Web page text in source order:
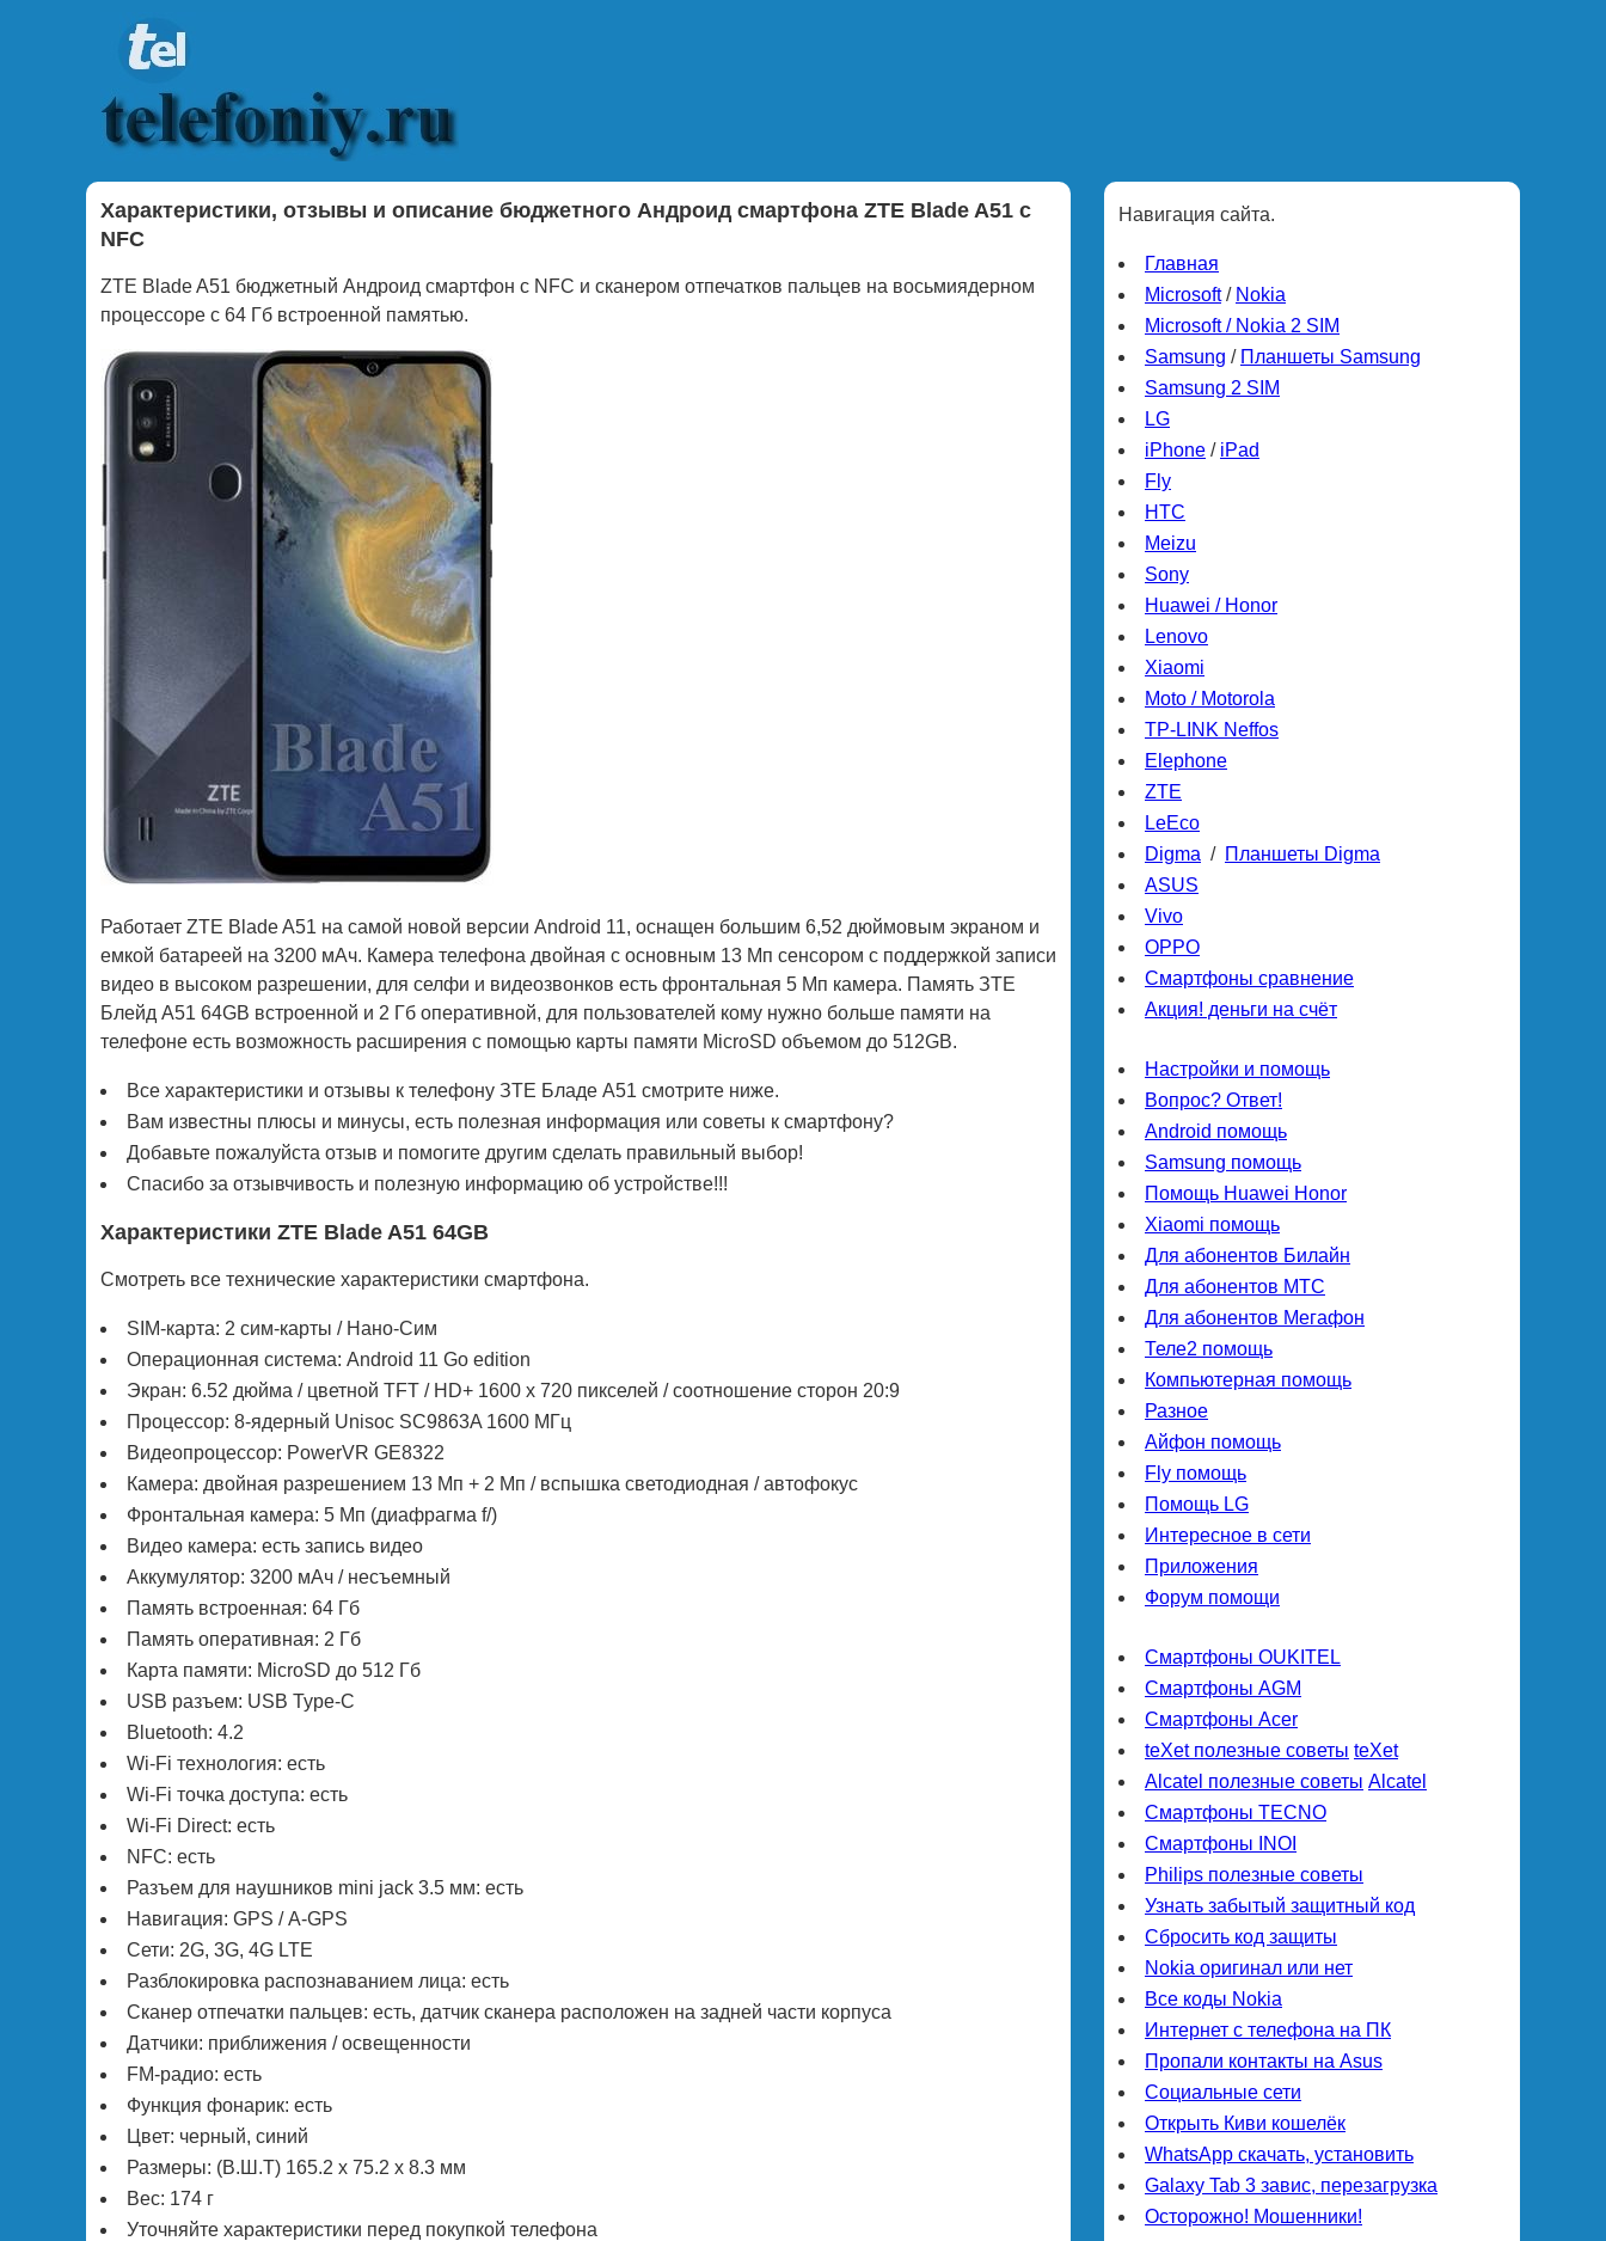
Характеристики, отзывы и описание бюджетного Андроид смартфона ZTE Blade A51 с
NFC
ZTE Blade A51 бюджетный Андроид смартфон с NFC и сканером отпечатков пальцев на восьмиядерном
процессоре с 64 Гб встроенной памятью.
Работает ZTE Blade A51 на самой новой версии Android 11, оснащен большим 6,52 дюймовым экраном и
емкой батареей на 3200 мАч. Камера телефона двойная с основным 13 Мп сенсором с поддержкой записи
видео в высоком разрешении, для селфи и видеозвонков есть фронтальная 5 Мп камера. Память ЗТЕ
Блейд А51 64GB встроенной и 2 Гб оперативной, для пользователей кому нужно больше памяти на
телефоне есть возможность расширения с помощью карты памяти MicroSD объемом до 512GB.
Все характеристики и отзывы к телефону ЗТЕ Бладе А51 смотрите ниже.
Вам известны плюсы и минусы, есть полезная информация или советы к смартфону?
Добавьте пожалуйста отзыв и помогите другим сделать правильный выбор!
Спасибо за отзывчивость и полезную информацию об устройстве!!!
Характеристики ZTE Blade A51 64GB
Смотреть все технические характеристики смартфона.
SIM-карта: 2 сим-карты / Нано-Сим
Операционная система: Android 11 Go edition
Экран: 6.52 дюйма / цветной TFT / HD+ 1600 x 720 пикселей / соотношение сторон 20:9
Процессор: 8-ядерный Unisoc SC9863A 1600 МГц
Видеопроцессор: PowerVR GE8322
Камера: двойная разрешением 13 Мп + 2 Мп / вспышка светодиодная / автофокус
Фронтальная камера: 5 Мп (диафрагма f/)
Видео камера: есть запись видео
Аккумулятор: 3200 мАч / несъемный
Память встроенная: 64 Гб
Память оперативная: 2 Гб
Карта памяти: MicroSD до 512 Гб
USB разъем: USB Type-C
Bluetooth: 4.2
Wi-Fi технология: есть
Wi-Fi точка доступа: есть
Wi-Fi Direct: есть
NFC: есть
Разъем для наушников mini jack 3.5 мм: есть
Навигация: GPS / А-GPS
Сети: 2G, 3G, 4G LTE
Разблокировка распознаванием лица: есть
Сканер отпечатки пальцев: есть, датчик сканера расположен на задней части корпуса
Датчики: приближения / освещенности
FM-радио: есть
Функция фонарик: есть
Цвет: черный, синий
Размеры: (В.Ш.Т) 165.2 x 75.2 x 8.3 мм
Вес: 174 г
Уточняйте характеристики перед покупкой телефона
Навигация сайта.
Главная
Microsoft/ Nokia
Microsoft / Nokia 2 SIM
Samsung / Планшеты Samsung
Samsung 2 SIM
LG
iPhone / iPad
Fly
HTC
Meizu
Sony
Huawei / Honor
Lenovo
Xiaomi
Moto / Motorola
TP-LINK Neffos
Elephone
ZTE
LeEco
Digma / Планшеты Digma
ASUS
Vivo
OPPO
Смартфоны сравнение
Акция! деньги на счёт
Настройки и помощь
Вопрос? Ответ!
Android помощь
Samsung помощь
Помощь Huawei Honor
Xiaomi помощь
Для абонентов Билайн
Для абонентов МТС
Для абонентов Мегафон
Теле2 помощь
Компьютерная помощь
Разное
Айфон помощь
Fly помощь
Помощь LG
Интересное в сети
Приложения
Форум помощи
Смартфоны OUKITEL
Смартфоны AGM
Смартфоны Acer
teXet полезные советы teXet
Alcatel полезные советы Alcatel
Смартфоны TECNO
Смартфоны INOI
Philips полезные советы
Узнать забытый защитный код
Сбросить код защиты
Nokia оригинал или нет
Все коды Nokia
Интернет с телефона на ПК
Пропали контакты на Asus
Социальные сети
Открыть Киви кошелёк
WhatsApp скачать, установить
Galaxy Tab 3 завис, перезагрузка
Осторожно! Мошенники!